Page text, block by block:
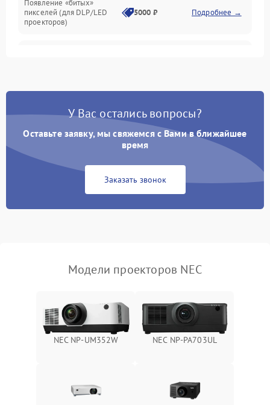
Появление «битых»
пикселей (для DLP/LED
проекторов)
5000 ₽ Подробнее →
Нестабильная яркость или
Неравномерная подсветка
4500 ₽ Подробнее →
автоматическая коррекция
трапеции (Keystone)
3000 ₽ Подробнее →
У Вас остались вопросы?
Оставьте заявку, мы свяжемся с Вами в ближайшее
время
Заказать звонок
Модели проекторов NEC
NEC NP-UM352W NEC NP-PA703UL